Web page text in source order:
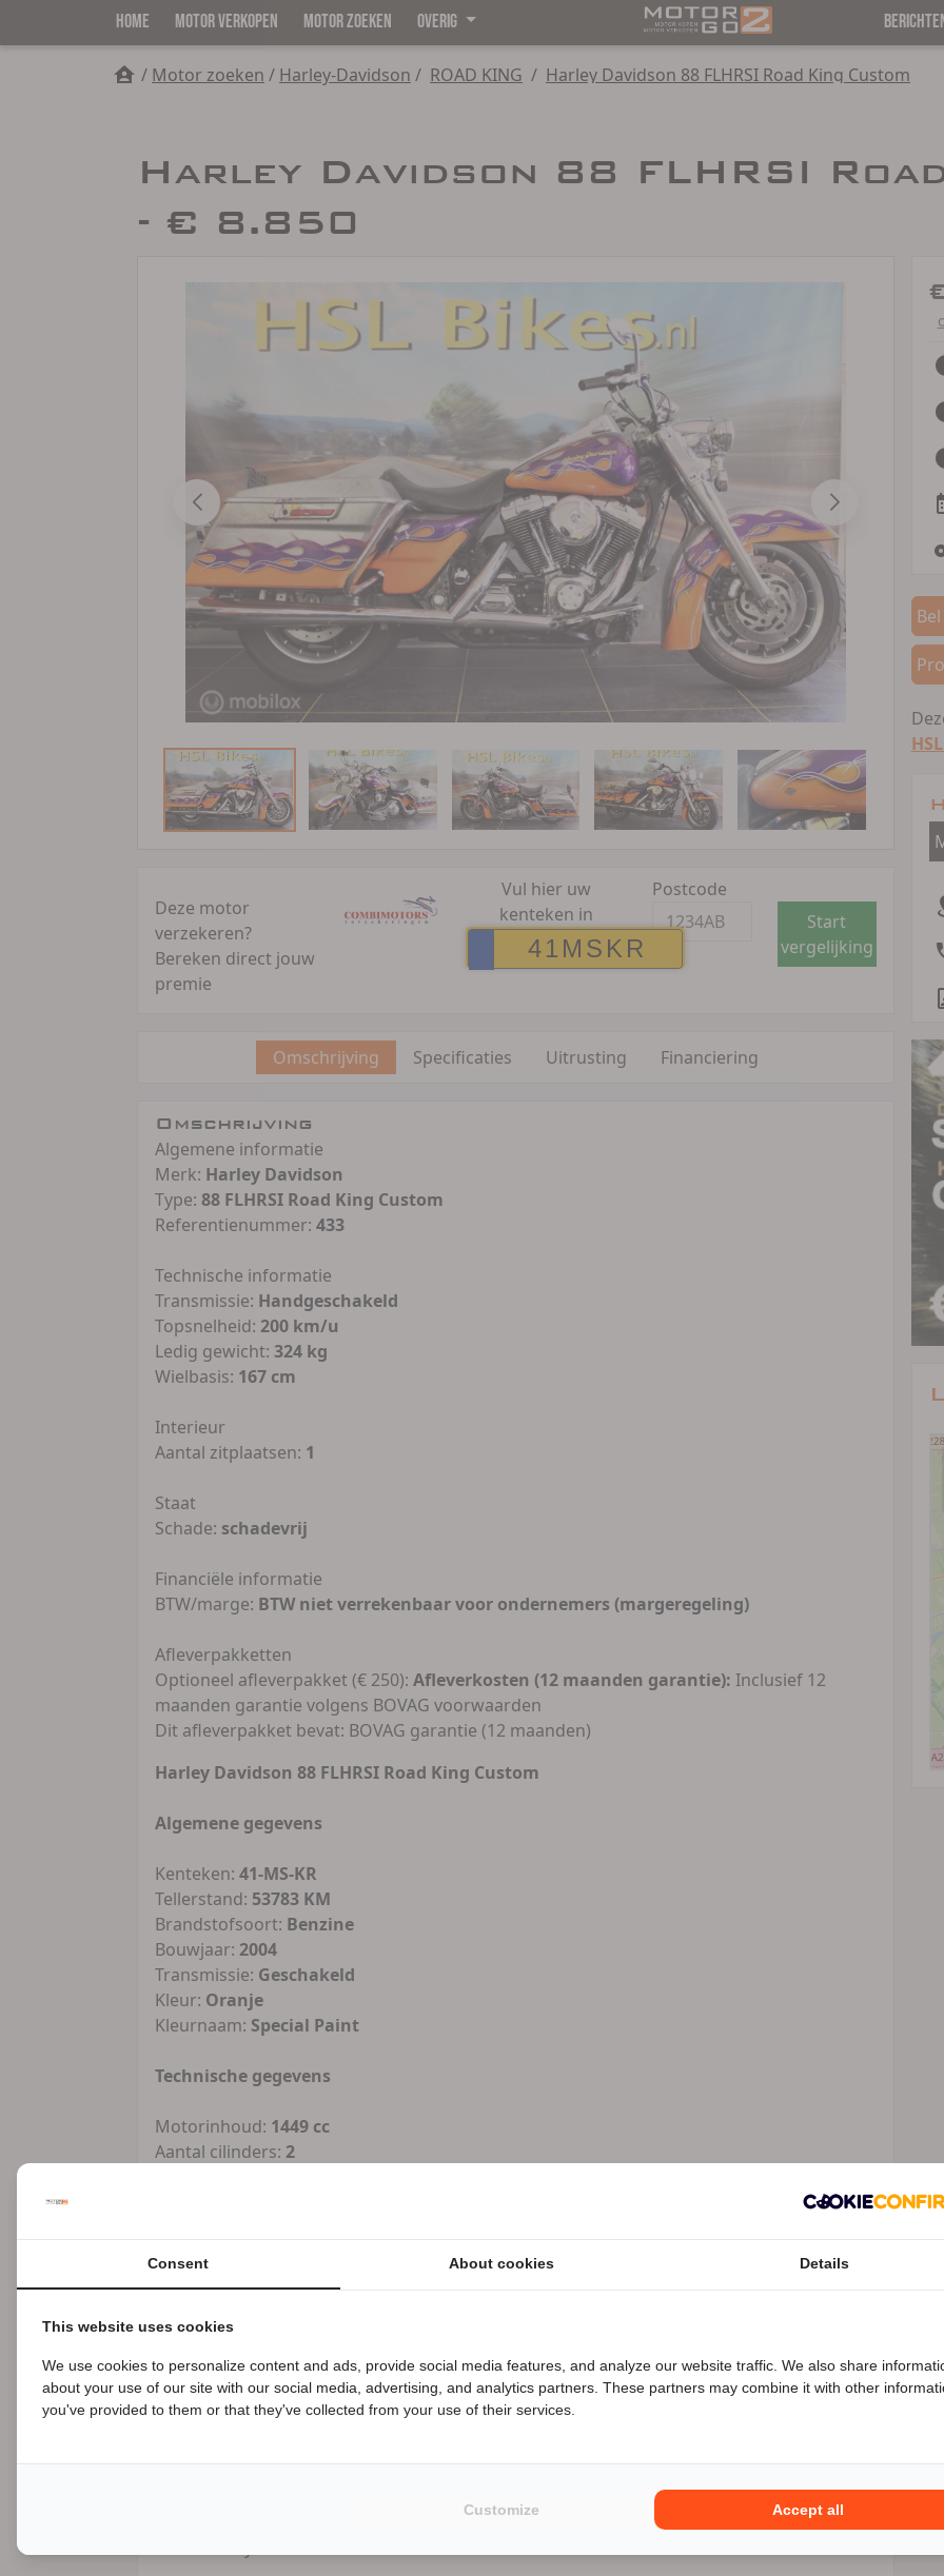
HOME MOTOR VERKOPEN MOTOR ZOEKEN OVERIG
/ Motor zoeken / Harley-Davidson / ROAD KING / Harley Davidson 88 FLHRSI Road King Custom
Harley Davidson 88 FLHRSI
- € 8.850
Deze motor
verzekeren?
Bereken direct jouw
premie
Vul hier uw
kenteken in
Postcode
Start
vergelijking
Omschrijving Specificaties Uitrusting Financiering
Omschrijving
Algemene informatie
Merk: Harley Davidson
Type: 88 FLHRSI Road King Custom
Referentienummer: 433
Technische informatie
Transmissie: Handgeschakeld
Topsnelheid: 200 km/u
Ledig gewicht: 324 kg
Wielbasis: 167 cm
Interieur
Aantal zitplaatsen: 1
Staat
Schade: schadevrij
Financiële informatie
BTW/marge: BTW niet verrekenbaar voor ondernemers (margeregeling)
Afleverpakketten
Optioneel afleverpakket (€ 250): Afleverkosten (12 maanden garantie): Inclusief 12
maanden garantie volgens BOVAG voorwaarden
Dit afleverpakket bevat: BOVAG garantie (12 maanden)
Harley Davidson 88 FLHRSI Road King Custom
Algemene gegevens
Kenteken: 41-MS-KR
Tellerstand: 53783 KM
Brandstofsoort: Benzine
Bouwjaar: 2004
Transmissie: Geschakeld
Kleur: Oranje
Kleurnaam: Special Paint
Technische gegevens
Motorinhoud: 1449 cc
Aantal cilinders: 2
Acceleratie (0-100 km/h):
0.0 seconden
Financiële gegevens
BTW/Marge: Marge, de BTW is niet aftrekbaar
Benieuwd naar de speciale Motor2go prijs? Bel 0347355316
Consent About cookies Details
This website uses cookies
We use cookies to personalize content and ads, provide social media features, and analyze our website traffic. We also share
about your use of our site with our social media, advertising, and analytics partners. These partners may combine it with other
you've provided to them or that they've collected from your use of their services.
Customize Accept all